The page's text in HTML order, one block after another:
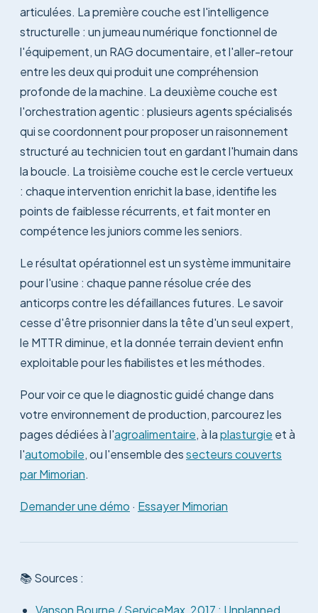
articulées. La première couche est l'intelligence
structurelle : un jumeau numérique fonctionnel de
l'équipement, un RAG documentaire, et l'aller-retour
entre les deux qui produit une compréhension
profonde de la machine. La deuxième couche est
l'orchestration agentic : plusieurs agents spécialisés
qui se coordonnent pour proposer un raisonnement
structuré au technicien tout en gardant l'humain dans
la boucle. La troisième couche est le cercle vertueux
: chaque intervention enrichit la base, identifie les
points de faiblesse récurrents, et fait monter en
compétence les juniors comme les seniors.
Le résultat opérationnel est un système immunitaire
pour l'usine : chaque panne résolue crée des
anticorps contre les défaillances futures. Le savoir
cesse d'être prisonnier dans la tête d'un seul expert,
le MTTR diminue, et la donnée terrain devient enfin
exploitable pour les fiabilistes et les méthodes.
Pour voir ce que le diagnostic guidé change dans
votre environnement de production, parcourez les
pages dédiées à l'agroalimentaire, à laplasturgie et à
l'automobile, ou l'ensemble dessecteurs couverts
par Mimorian.
Demander une démo · Essayer Mimorian
📚 Sources :
Vanson Bourne / ServiceMax, 2017 : Unplanned